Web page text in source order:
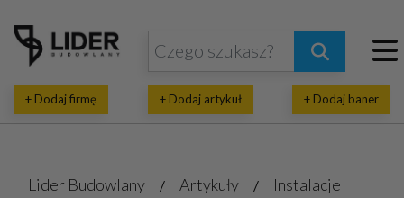
+ Dodaj firmę + Dodaj artykuł + Dodaj baner
Lider Budowlany Artykuły
Instalacje